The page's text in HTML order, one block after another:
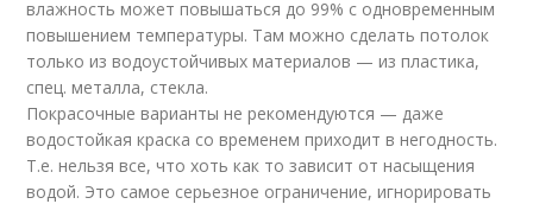
влажность может повышаться до 99% с одновременным
повышением температуры. Там можно сделать потолок
только из водоустойчивых материалов — из пластика,
спец. металла, стекла.
Покрасочные варианты не рекомендуются — даже
водостойкая краска со временем приходит в негодность.
Т.е. нельзя все, что хоть как то зависит от насыщения
водой. Это самое серьезное ограничение, игнорировать